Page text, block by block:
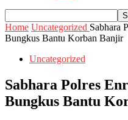
Home Uncategorized Sabhara
Bungkus Bantu Korban Banjir
Uncategorized
Sabhara Polres
Bungkus Bantu